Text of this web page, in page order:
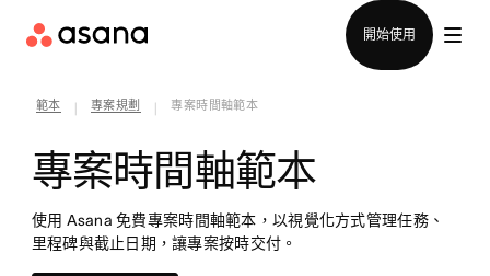
開始使用
範本 專案規劃 專案時間軸範本
專案時間軸範本
使用 Asana 免費專案時間軸範本，以視覺化方式管理任務、
里程碑與截止日期，讓專案按時交付。